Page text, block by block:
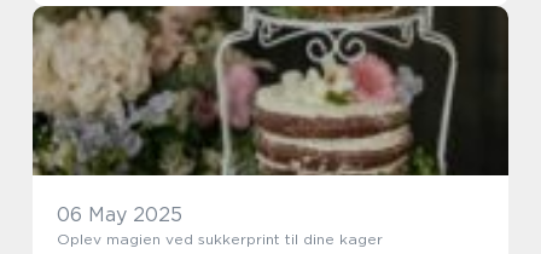
husejere i Struer og omegn giver en
autoriseret k...
06 May 2025
Oplev magien ved sukkerprint til dine kager